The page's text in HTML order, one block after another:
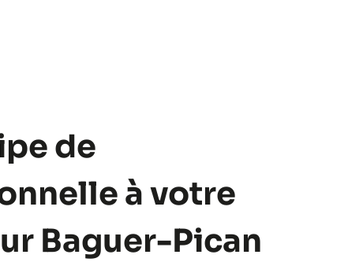
de
à votre
Baguer-Pican